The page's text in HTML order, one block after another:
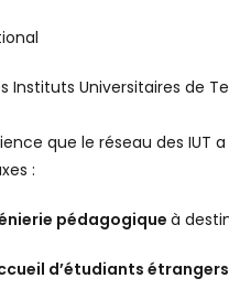
Instituts Universitaires de
que le réseau des IUT
:
pédagogique à
d’étudiants étrangers